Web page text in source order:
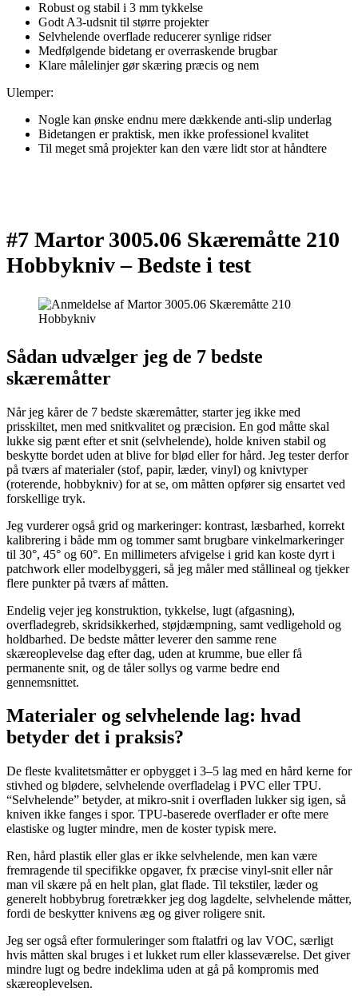
Robust og stabil i 3 mm tykkelse
Godt A3-udsnit til større projekter
Selvhelende overflade reducerer synlige ridser
Medfølgende bidetang er overraskende brugbar
Klare målelinjer gør skæring præcis og nem
Ulemper:
Nogle kan ønske endnu mere dækkende anti-slip underlag
Bidetangen er praktisk, men ikke professionel kvalitet
Til meget små projekter kan den være lidt stor at håndtere
#7 Martor 3005.06 Skæremåtte 210
Hobbykniv –Bedste i test
Sådan udvælger jeg de 7 bedste
skæremåtter
Når jeg kårer de 7 bedste skæremåtter, starter jeg ikke med
prisskiltet, men med snitkvalitet og præcision. En god måtte skal
lukke sig pænt efter et snit (selvhelende), holde kniven stabil og
beskytte bordet uden at blive for blød eller for hård. Jeg tester derfor
på tværs af materialer (stof, papir, læder, vinyl) og knivtyper
(roterende, hobbykniv) for at se, om måtten opfører sig ensartet ved
forskellige tryk.
Jeg vurderer også grid og markeringer: kontrast, læsbarhed, korrekt
kalibrering i både mm og tommer samt brugbare vinkelmarkeringer
til 30°, 45° og 60°. En millimeters afvigelse i grid kan koste dyrt i
patchwork eller modelbyggeri, så jeg måler med stållineal og tjekker
flere punkter på tværs af måtten.
Endelig vejer jeg konstruktion, tykkelse, lugt (afgasning),
overfladegreb, skridsikkerhed, støjdæmpning, samt vedligehold og
holdbarhed. De bedste måtter leverer den samme rene
skæreoplevelse dag efter dag, uden at krumme, bue eller få
permanente snit, og de tåler sollys og varme bedre end
gennemsnittet.
Materialer og selvhelende lag: hvad
betyder det i praksis?
De fleste kvalitetsmåtter er opbygget i 3–5 lag med en hård kerne for
stivhed og blødere, selvhelende overfladelag i PVC eller TPU.
“Selvhelende” betyder, at mikro-snit i overfladen lukker sig igen, så
kniven ikke fanges i spor. TPU-baserede overflader er ofte mere
elastiske og lugter mindre, men de koster typisk mere.
Ren, hård plastik eller glas er ikke selvhelende, men kan være
fremragende til specifikke opgaver, fx præcise vinyl-snit eller når
man vil skære på en helt plan, glat flade. Til tekstiler, læder og
generelt hobbybrug foretrækker jeg dog lagdelte, selvhelende måtter,
fordi de beskytter knivens æg og giver roligere snit.
Jeg ser også efter formuleringer som ftalatfri og lav VOC, særligt
hvis måtten skal bruges i et lukket rum eller klasseværelse. Det giver
mindre lugt og bedre indeklima uden at gå på kompromis med
skæreoplevelsen.